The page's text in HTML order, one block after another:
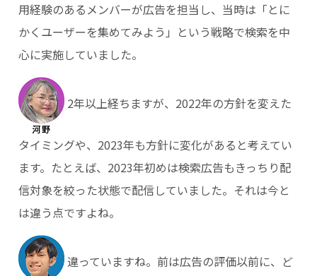
用経験のあるメンバーが広告を担当し、当時は「とに
かくユーザーを集めてみよう」という戦略で検索を中
心に実施していました。
2年以上経ちますが、2022年の方針を変えた
タイミングや、2023年も方針に変化があると考えてい
ます。たとえば、2023年初めは検索広告もきっちり配
信対象を絞った状態で配信していました。それは今と
は違う点ですよね。
違っていますね。前は広告の評価以前に、ど